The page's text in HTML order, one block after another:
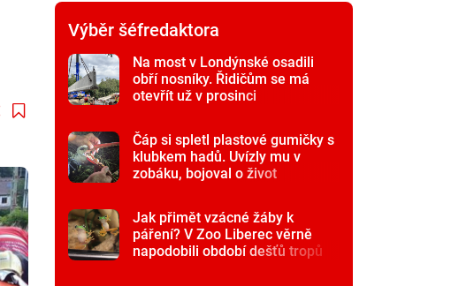
Výběr šéfredaktora
Na most v Londýnské osadili
obří nosníky. Řidičům se má
otevřít už v prosinci
Čáp si spletl plastové gumičky s
klubkem hadů. Uvízly mu v
zobáku, bojoval o život
Jak přimět vzácné žáby k
páření? V Zoo Liberec věrně
napodobili období dešťů tropů